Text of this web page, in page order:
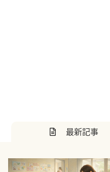
最新記事